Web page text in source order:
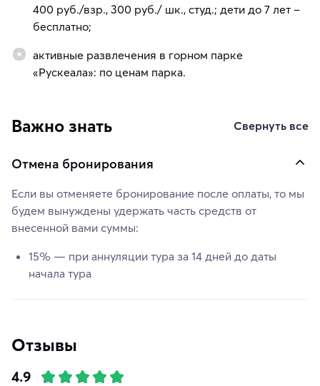
400 руб./взр., 300 руб./ шк., студ.; дети до 7 лет –
бесплатно;
активные развлечения в горном парке
«Рускеала»: по ценам парка.
Важно знать Свернуть все
Отмена бронирования
Если вы отменяете бронирование после оплаты, то мы
будем вынуждены удержать часть средств от
внесенной вами суммы:
15% — при аннуляции тура за 14 дней до даты
начала тура
Отзывы
4.9